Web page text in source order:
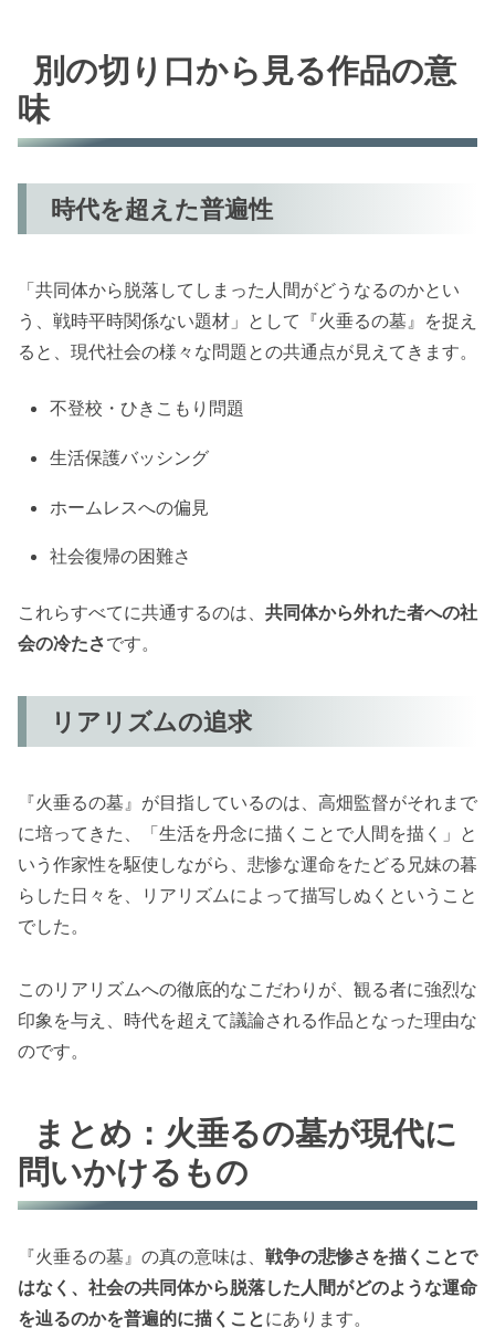
別の切り口から見る作品の意
味
時代を超えた普遍性
「共同体から脱落してしまった人間がどうなるのかとい
う、戦時平時関係ない題材」として『火垂るの墓』を捉え
ると、現代社会の様々な問題との共通点が見えてきます。
不登校・ひきこもり問題
生活保護バッシング
ホームレスへの偏見
社会復帰の困難さ
これらすべてに共通するのは、 共同体から外れた者への社
会の冷たさです。
リアリズムの追求
『火垂るの墓』が目指しているのは、高畑監督がそれまで
に培ってきた、「生活を丹念に描くことで人間を描く」と
いう作家性を駆使しながら、悲惨な運命をたどる兄妹の暮
らした日々を、リアリズムによって描写しぬくということ
でした。
このリアリズムへの徹底的なこだわりが、観る者に強烈な
印象を与え、時代を超えて議論される作品となった理由な
のです。
まとめ：火垂るの墓が現代に
問いかけるもの
『火垂るの墓』の真の意味は、 戦争の悲惨さを描くことで
はなく、社会の共同体から脱落した人間がどのような運命
を辿るのかを普遍的に描くことにあります。